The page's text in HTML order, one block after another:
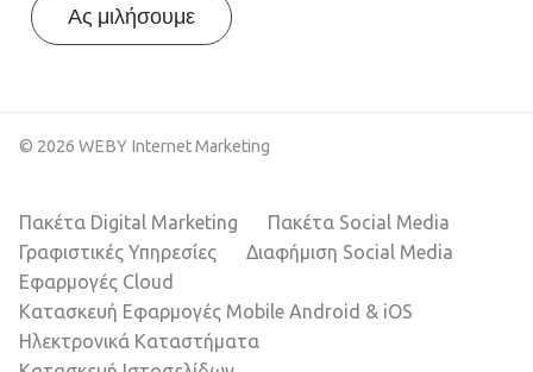
Ας μιλήσουμε
© 2026 WEBY Internet Marketing
Πακέτα Digital Marketing
Πακέτα Social Media
Γραφιστικές Υπηρεσίες
Διαφήμιση Social Media
Εφαρμογές Cloud
Κατασκευή Εφαρμογές Mobile Android & iOS
Ηλεκτρονικά Καταστήματα